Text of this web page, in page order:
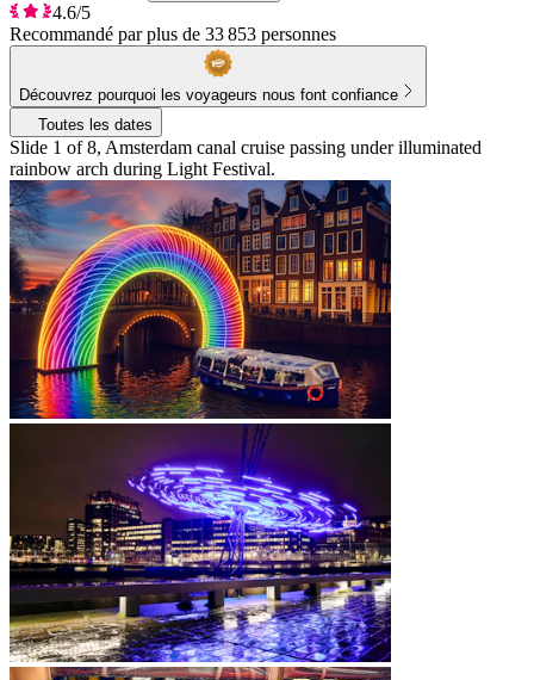
4.6/5
Recommandé par plus de 33 853 personnes
Découvrez pourquoi les voyageurs nous font confiance
Toutes les dates
Slide 1 of 8, Amsterdam canal cruise passing under illuminated
rainbow arch during Light Festival.